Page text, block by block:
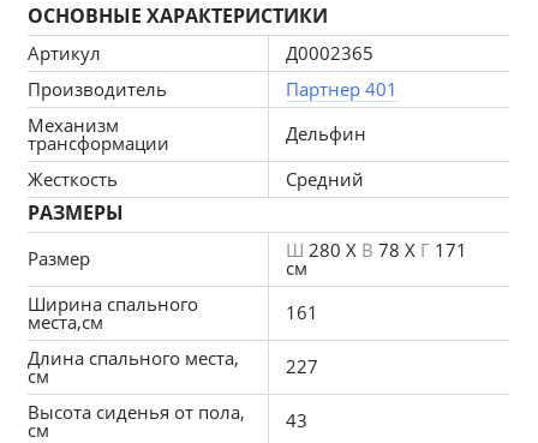
Механизм предназначен для ежедневной
эксплуатации и диван отлично подойдет для сна.
Преимущества модели:
1.Большое спальное место.
2.Стильный современный дизайн.
3.Качественные материалы.
Габаритные размеры: 780x1710x2800 мм
Спальное место: 2270 x 1610 мм
Высота от пола: 430 мм
Механизм раскладки: дельфин
Материал обивки: велюр
Материал каркаса: дерево
Ящик для хранения
В комплект входит: 4 декоративные подушки
Наполнитель:ППУ
ОСНОВНЫЕ ХАРАКТЕРИСТИКИ
Артикул
Д0002365
Производитель
Партнер 401
Механизм
трансформации
Дельфин
Жесткость
Средний
РАЗМЕРЫ
Размер Ш 280 X В 78 X Г 171
см
Ширина спального
места,см
161
Длина спального места,
см
227
Высота сиденья от пола,
см 43